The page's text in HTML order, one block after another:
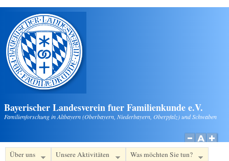
Direkt zum Inhalt
Bayerischer Landesverein fuer Familienkunde e.V.
Familienforschung in Altbayern (Oberbayern, Niederbayern, Oberpfalz) und Schwaben
Über uns Unsere Aktivitäten
Was möchten Sie tun?